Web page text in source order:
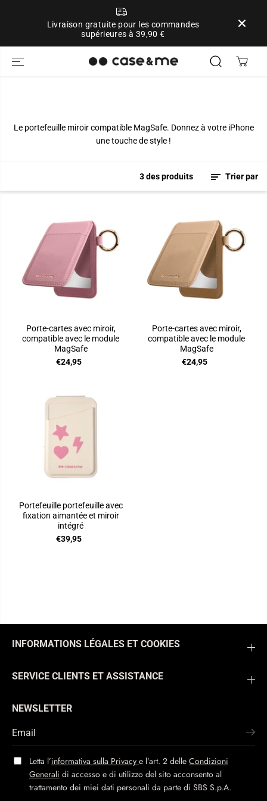
Livraison gratuite pour les commandes
supérieures à 39,90 €
Le portefeuille miroir compatible MagSafe. Donnez à votre iPhone
une touche de style !
3 des produits Trier par
Porte-cartes avec miroir,
compatible avec le module
MagSafe
€24,95
Porte-cartes avec miroir,
compatible avec le module
MagSafe
€24,95
Portefeuille portefeuille avec
fixation aimantée et miroir
intégré
€39,95
INFORMATIONS LÉGALES ET COOKIES
SERVICE CLIENTS ET ASSISTANCE
NEWSLETTER
Letta l’informativa sulla Privacy e l’art. 2 delle Condizioni
Generali di accesso e di utilizzo del sito acconsento al
trattamento dei miei dati personali da parte di SBS S.p.A.